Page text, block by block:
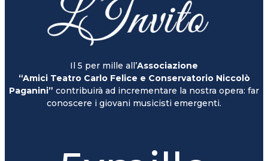
Il 5 per mille all’Associazione
“Amici Teatro Carlo Felice e Conservatorio Niccolò
Paganini” contribuirà ad incrementare la nostra opera: far
conoscere i giovani musicisti emergenti.